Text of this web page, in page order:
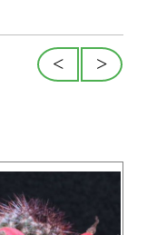
>
<